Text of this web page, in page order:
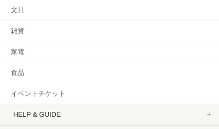
文具
雑貨
家電
食品
イベントチケット
HELP & GUIDE